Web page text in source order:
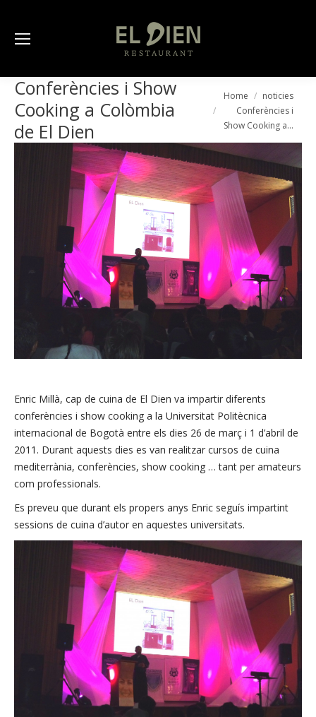
Conferències i Show
Cooking a Colòmbia
de El Dien
You are here:
Home
noticies
Conferències i
Show Cooking a…
Enric Millà, cap de cuina de El Dien va impartir diferents
conferències i show cooking a la Universitat Politècnica
internacional de Bogotà entre els dies 26 de març i 1 d’abril de
2011. Durant aquests dies es van realitzar cursos de cuina
mediterrània, conferències, show cooking … tant per amateurs
com professionals.
Es preveu que durant els propers anys Enric seguís impartint
sessions de cuina d’autor en aquestes universitats.